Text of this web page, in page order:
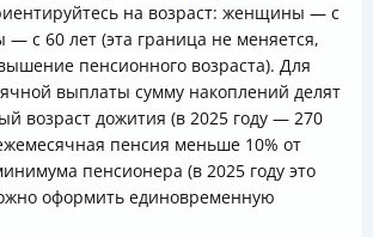
на возраст: женщины — с
с 60 лет (эта граница не меняется,
пенсионного возраста). Для
выплаты сумму накоплений делят
возраст дожития (в 2025 году — 270
пенсия меньше 10% от
пенсионера (в 2025 году это
оформить единовременную